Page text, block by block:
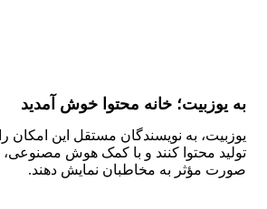
به یوزبیت؛ خانه محتوا خوش آمدید
یوزبیت، به نویسندگان مستقل این امکان
تولید محتوا کنند و با کمک هوش مصنوعی،
صورت مؤثر به مخاطبان نمایش دهند.